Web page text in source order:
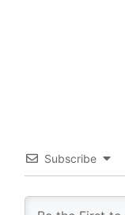
Subscribe